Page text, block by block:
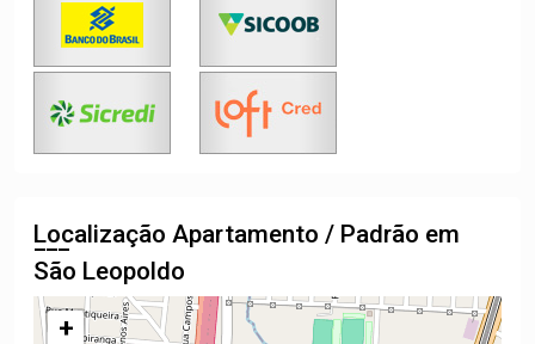
Localização Apartamento / Padrão em
São Leopoldo
+